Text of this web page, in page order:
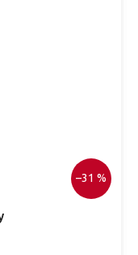
–31 %